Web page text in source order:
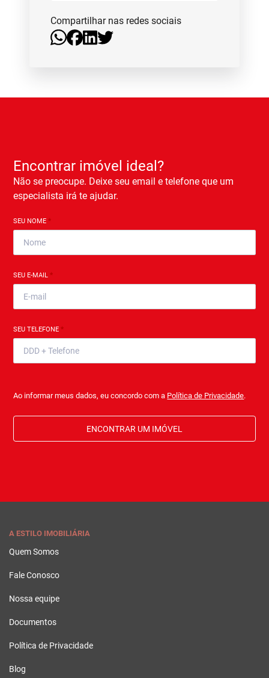
Compartilhar nas redes sociais
Encontrar imóvel ideal?
Não se preocupe. Deixe seu email e telefone que um
especialista irá te ajudar.
SEU NOME*
SEU E-MAIL*
SEU TELEFONE*
Ao informar meus dados, eu concordo com a Política de Privacidade.
ENCONTRAR UM IMÓVEL
A ESTILO IMOBILIÁRIA
Quem Somos
Fale Conosco
Nossa equipe
Documentos
Política de Privacidade
Blog